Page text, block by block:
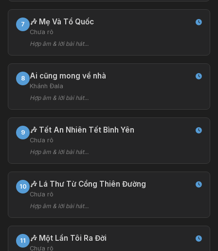
7 🎶 Mẹ Và Tổ Quốc
Chưa rõ
Hợp âm & lời bài hát...
8 Ai cũng mong về nhà
Khánh Đala
Hợp âm & lời bài hát...
9 🎶 Tết An Nhiên Tết Bình Yên
Chưa rõ
Hợp âm & lời bài hát...
10 🎶 Lá Thư Từ Cổng Thiên Đường
Chưa rõ
Hợp âm & lời bài hát...
11 🎶 Một Lần Tôi Ra Đời
Chưa rõ